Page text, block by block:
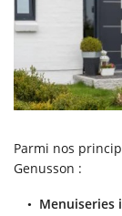
Parmi nos
Genusson :
Menuiseries